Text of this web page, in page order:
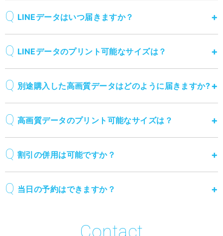
LINEデータはいつ届きますか？
LINEデータのプリント可能なサイズは？
別途購入した高画質データはどのように届きますか?
高画質データのプリント可能なサイズは？
割引の併用は可能ですか？
当日の予約はできますか？
Contact